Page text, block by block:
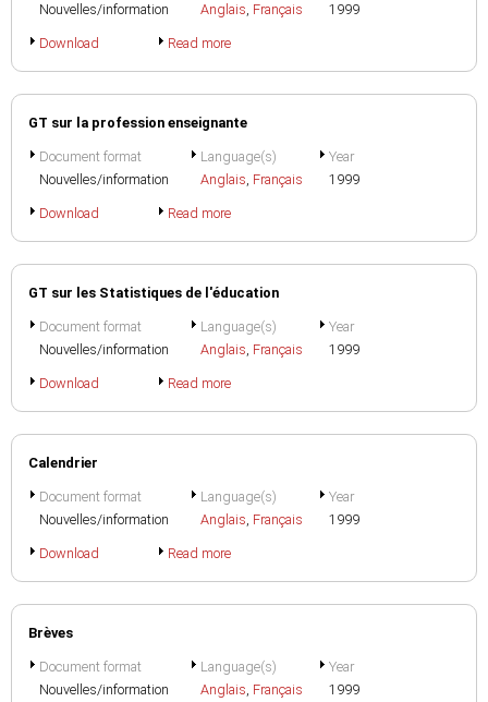
Nouvelles/information
Anglais, Français
1999
Download Read more
GT sur la profession enseignante
Document format
Nouvelles/information
Language(s)
Anglais, Français
Year
1999
Download Read more
GT sur les Statistiques de l'éducation
Document format
Nouvelles/information
Language(s)
Anglais, Français
Year
1999
Download Read more
Calendrier
Document format
Nouvelles/information
Language(s)
Anglais, Français
Year
1999
Download Read more
Brèves
Document format
Nouvelles/information
Language(s)
Anglais, Français
Year
1999